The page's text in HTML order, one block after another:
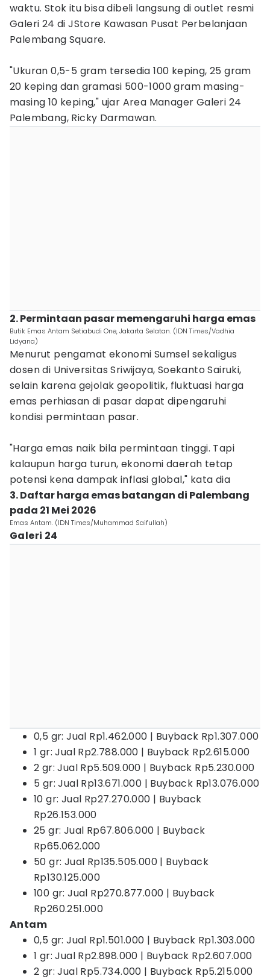
waktu. Stok itu bisa dibeli langsung di outlet resmi
Galeri 24 di JStore Kawasan Pusat Perbelanjaan
Palembang Square.
"Ukuran 0,5-5 gram tersedia 100 keping, 25 gram
20 keping dan gramasi 500-1000 gram masing-
masing 10 keping," ujar Area Manager Galeri 24
Palembang, Ricky Darmawan.
2. Permintaan pasar memengaruhi harga emas
Butik Emas Antam Setiabudi One, Jakarta Selatan. (IDN Times/Vadhia
Lidyana)
Menurut pengamat ekonomi Sumsel sekaligus
dosen di Universitas Sriwijaya, Soekanto Sairuki,
selain karena gejolak geopolitik, fluktuasi harga
emas perhiasan di pasar dapat dipengaruhi
kondisi permintaan pasar.
"Harga emas naik bila permintaan tinggi. Tapi
kalaupun harga turun, ekonomi daerah tetap
potensi kena dampak inflasi global," kata dia
3. Daftar harga emas batangan di Palembang
pada 21 Mei 2026
Emas Antam. (IDN Times/Muhammad Saifullah)
Galeri 24
0,5 gr: Jual Rp1.462.000 | Buyback Rp1.307.000
1 gr: Jual Rp2.788.000 | Buyback Rp2.615.000
2 gr: Jual Rp5.509.000 | Buyback Rp5.230.000
5 gr: Jual Rp13.671.000 | Buyback Rp13.076.000
10 gr: Jual Rp27.270.000 | Buyback
Rp26.153.000
25 gr: Jual Rp67.806.000 | Buyback
Rp65.062.000
50 gr: Jual Rp135.505.000 | Buyback
Rp130.125.000
100 gr: Jual Rp270.877.000 | Buyback
Rp260.251.000
Antam
0,5 gr: Jual Rp1.501.000 | Buyback Rp1.303.000
1 gr: Jual Rp2.898.000 | Buyback Rp2.607.000
2 gr: Jual Rp5.734.000 | Buyback Rp5.215.000